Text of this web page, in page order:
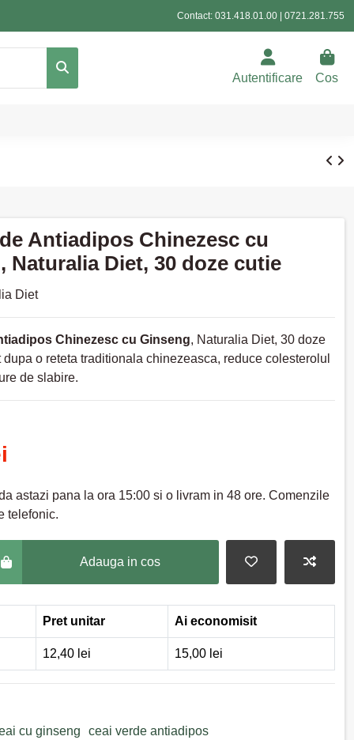
Contact: 031.418.01.00 0721.281.755
Autentificare Cos
Antiadipos Chinezesc cu
Naturalia Diet, 30 doze cutie
Diet
Chinezesc cu Ginseng, Naturalia Diet, 30 doze
o reteta traditionala chinezeasca, reduce colesterolul
de slabire.
astazi pana la ora 15:00 si o livram in 48 ore. Comenzile
telefonic.
Adauga in cos
Pret unitar Ai economisit
12,40 lei 15,00 lei
cu ginseng
ceai verde antiadipos